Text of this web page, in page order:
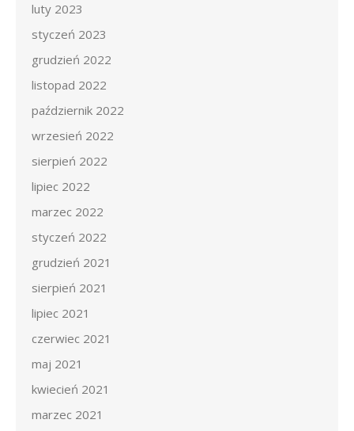
luty 2023
styczeń 2023
grudzień 2022
listopad 2022
październik 2022
wrzesień 2022
sierpień 2022
lipiec 2022
marzec 2022
styczeń 2022
grudzień 2021
sierpień 2021
lipiec 2021
czerwiec 2021
maj 2021
kwiecień 2021
marzec 2021